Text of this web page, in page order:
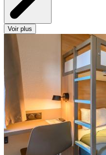
Voir plus